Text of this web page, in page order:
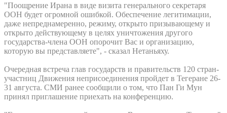
"Поощрение Ирана в виде визита генерального секретаря
ООН будет огромной ошибкой. Обеспечение легитимации,
даже непреднамеренно, режиму, открыто призывающему и
открыто действующему в целях уничтожения другого
государства-члена ООН опорочит Вас и организацию,
которую вы представляете", - сказал Нетаньяху.
Очередная встреча глав государств и правительств 120 стран-
участниц Движения неприсоединения пройдет в Тегеране 26-
31 августа. СМИ ранее сообщили о том, что Пан Ги Мун
принял приглашение приехать на конференцию.